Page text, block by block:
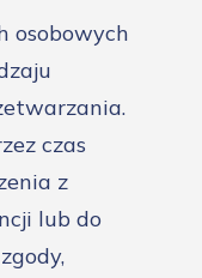
osobowych
czas
z
lub do